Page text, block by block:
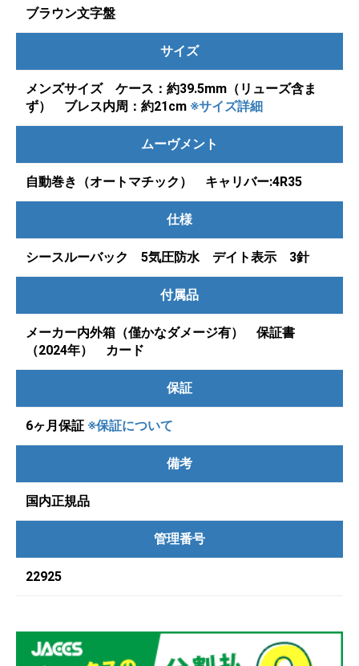
ブラウン文字盤
サイズ
メンズサイズ ケース：約39.5mm（リューズ含ま
ず） ブレス内周：約21cm ※サイズ詳細
ムーヴメント
自動巻き（オートマチック） キャリバー:4R35
仕様
シースルーバック 5気圧防水 デイト表示 3針
付属品
メーカー内外箱（僅かなダメージ有） 保証書
（2024年） カード
保証
6ヶ月保証 ※保証について
備考
国内正規品
管理番号
22925